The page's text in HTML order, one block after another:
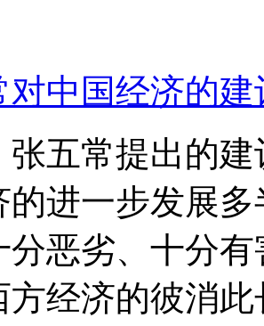
对中国经济的
张五常提出的
的进一步发展
分恶劣、十分
方经济的彼消